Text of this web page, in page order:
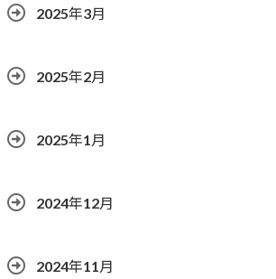
2025年3月
2025年2月
2025年1月
2024年12月
2024年11月